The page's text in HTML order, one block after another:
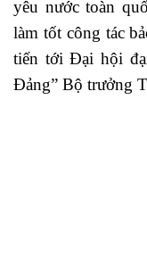
yêu nước toàn
làm tốt công tác
tiến tới Đại hội
Đảng” Bộ trưởng